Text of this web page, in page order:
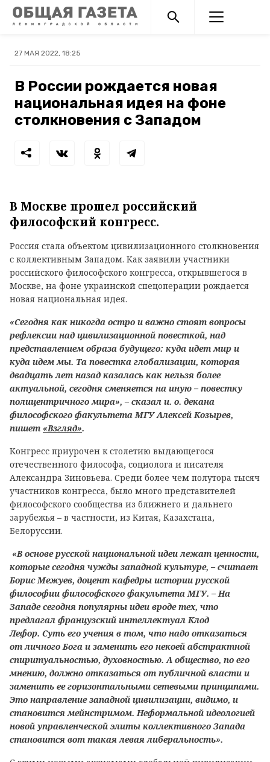
27 МАЯ 2022, 18:25
В России рождается новая
национальная идея на фоне
столкновения с Западом
В Москве прошел российский
философский конгресс.
Россия стала объектом цивилизационного столкновения
с коллективным Западом. Как заявили участники
российского философского конгресса, открывшегося в
Москве, на фоне украинской спецоперации рождается
новая национальная идея.
«Сегодня как никогда остро и важно стоят вопросы
рефлексии над цивилизационной повесткой, над
представлением образа будущего: куда идет мир и
куда идем мы. Та повестка глобализации, которая
двадцать лет назад казалась как нельзя более
актуальной, сегодня сменяется на иную – повестку
полицентричного мира», – сказал и. о. декана
философского факультета МГУ Алексей Козырев,
пишет «Взгляд».
Конгресс приурочен к столетию выдающегося
отечественного философа, социолога и писателя
Александра Зиновьева. Среди более чем полутора тысяч
участников конгресса, было много представителей
философского сообщества из ближнего и дальнего
зарубежья – в частности, из Китая, Казахстана,
Белоруссии.
«В основе русской национальной идеи лежат ценности,
которые сегодня чужды западной культуре, – считает
Борис Межуев, доцент кафедры истории русской
философии философского факультета МГУ. – На
Западе сегодня популярны идеи вроде тех, что
предлагал французский интеллектуал Клод
Лефор. Суть его учения в том, что надо отказаться
от личного Бога и заменить его некоей абстрактной
спиритуальностью, духовностью. А общество, по его
мнению, должно отказаться от публичной власти и
заменить ее горизонтальными сетевыми принципами.
Это направление западной цивилизации, видимо, и
становится мейнстримом. Неформальной идеологией
новой управленческой элиты коллективного Запада
становится вот такая левая либеральность».